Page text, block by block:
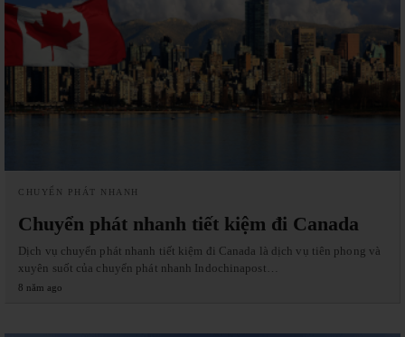
CHUYỂN PHÁT NHANH
Chuyển phát nhanh tiết kiệm đi Canada
Dịch vụ chuyển phát nhanh tiết kiệm đi Canada là dịch vụ tiên phong và
xuyên suốt của chuyển phát nhanh Indochinapost…
8 năm ago